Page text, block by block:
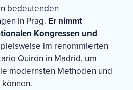
bedeutenden
in Prag. Er nimmt
Kongressen und
im renommierten
Quirón in Madrid, um
modernsten Methoden und